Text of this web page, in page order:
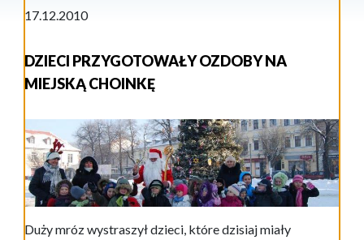
17.12.2010
DZIECI PRZYGOTOWAŁY OZDOBY NA
MIEJSKĄ CHOINKĘ
Duży mróz wystraszył dzieci, które dzisiaj miały